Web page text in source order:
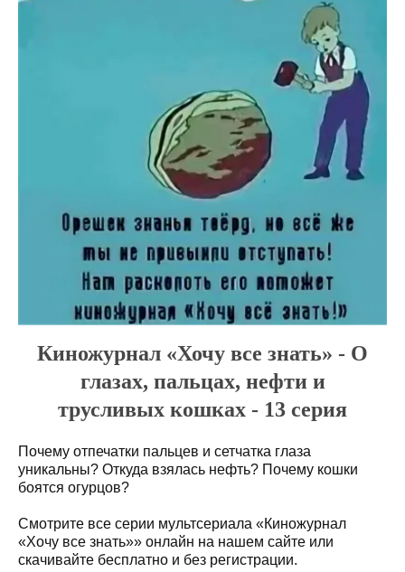
Киножурнал «Хочу все знать» - О
глазах, пальцах, нефти и
трусливых кошках - 13 серия
Почему отпечатки пальцев и сетчатка глаза
уникальны? Откуда взялась нефть? Почему кошки
боятся огурцов?
Смотрите все серии мультсериала «Киножурнал
«Хочу все знать»» онлайн на нашем сайте или
скачивайте бесплатно и без регистрации.